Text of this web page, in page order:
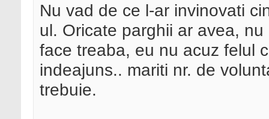
Nu vad de ce l-ar invinovati
ul. Oricate parghii ar avea,
face treaba, eu nu acuz felul
indeajuns.. mariti nr. de
trebuie.